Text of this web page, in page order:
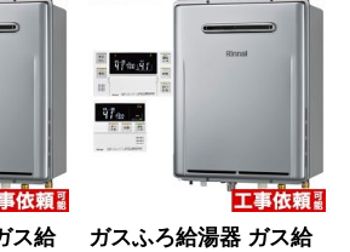
ス給
ガスふろ給湯器 ガス給